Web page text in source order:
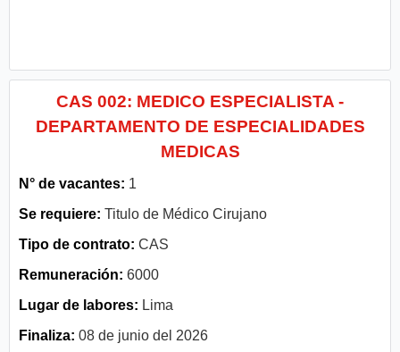
CAS 002: MEDICO ESPECIALISTA -
DEPARTAMENTO DE ESPECIALIDADES
MEDICAS
N° de vacantes: 1
Se requiere: Titulo de Médico Cirujano
Tipo de contrato: CAS
Remuneración: 6000
Lugar de labores: Lima
Finaliza: 08 de junio del 2026